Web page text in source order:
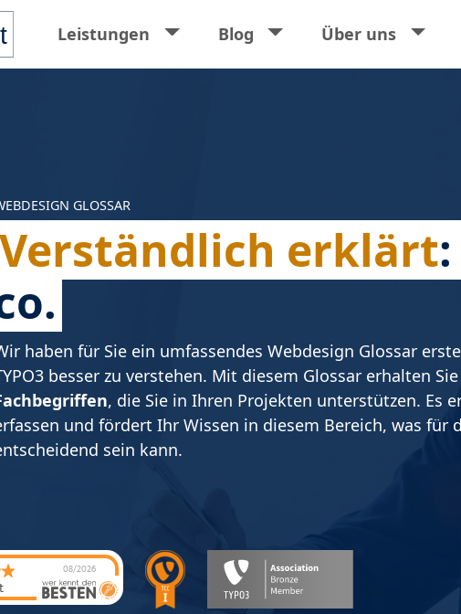
und Support
Leistungen Blog Über uns
GLOSSAR
Verständlich erklärt
haben für Sie ein umfassendes Webdesign Glossar
besser zu verstehen. Mit diesem Glossar erhalten
, die Sie in Ihren Projekten unterstützen. Es
und fördert Ihr Wissen in diesem Bereich, was
sein kann.
08/2026